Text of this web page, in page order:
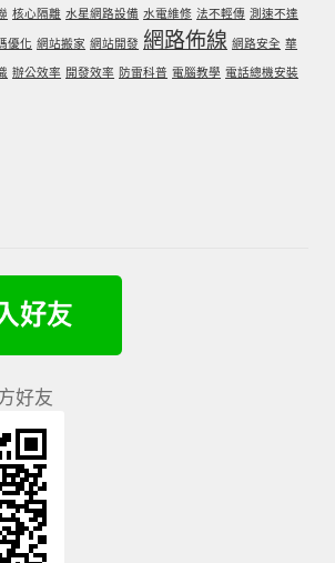
、雲端 電子式電錶
卡計費方案
策
核心隔離 水星網路設備 水電維修 法不輕傳 測速不達
優化 網站搬家 網站開發 網路佈線 網路安全 華
辦公效率 開發效率 防雷科普 電腦教學 電話總機安裝
好友